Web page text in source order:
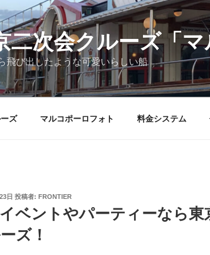
二次会クルーズ「
飛び出したような可愛いらしい船
ズ マルコポーロフォト 料金システム
日 投稿者: FRONTIER
ベントやパーティーなら東
ズ！